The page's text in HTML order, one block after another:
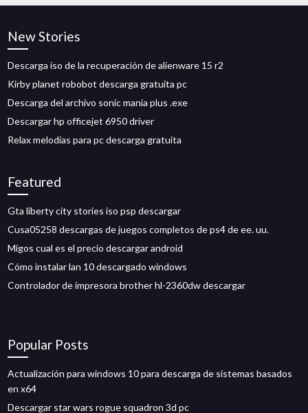
New Stories
Descarga iso de la recuperación de alienware 15 r2
Kirby planet robobot descarga gratuita pc
Descarga del archivo sonic mania plus .exe
Descargar hp officejet 6950 driver
Relax melodías para pc descarga gratuita
Featured
Gta liberty city stories iso psp descargar
Cusa05258 descargas de juegos completos de ps4 de ee. uu.
Migos cual es el precio descargar android
Cómo instalar lan 10 descargado windows
Controlador de impresora brother hl-2360dw descargar
Popular Posts
Actualización para windows 10 para descarga de sistemas basados ​​
en x64
Descargar star wars rogue squadron 3d pc